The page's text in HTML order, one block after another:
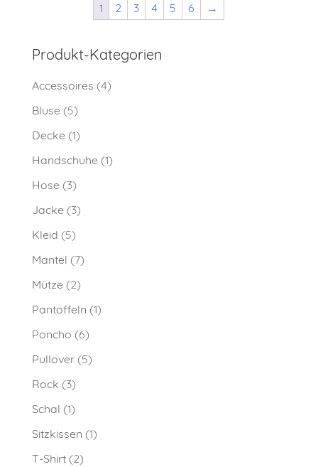
1 2 3 4 5 6 →
Produkt-Kategorien
Accessoires (4)
Bluse (5)
Decke (1)
Handschuhe (1)
Hose (3)
Jacke (3)
Kleid (5)
Mantel (7)
Mütze (2)
Pantoffeln (1)
Poncho (6)
Pullover (5)
Rock (3)
Schal (1)
Sitzkissen (1)
T-Shirt (2)